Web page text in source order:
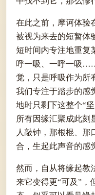
在此之前，摩诃体验
被视为来去的短暂体
短时间内专注地重复
呼一吸、一呼一吸
觉，只是呼吸作为所
我们专注于踏步的感
地时只剩下这整个“
所有因缘汇聚成此刻
人敲钟，那根棍、那
合，生起此声音的
然而，自从将缘起教
来它变得更“可及”，